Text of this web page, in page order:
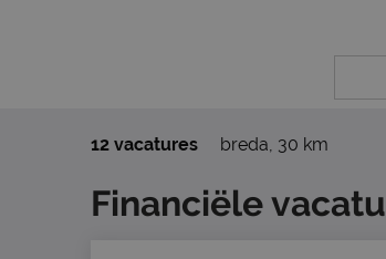
12 vacatures breda, 30 km
Financiële